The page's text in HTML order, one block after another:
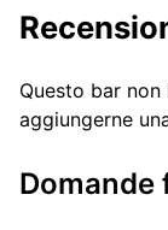
Questo bar
aggiungerne
Domande